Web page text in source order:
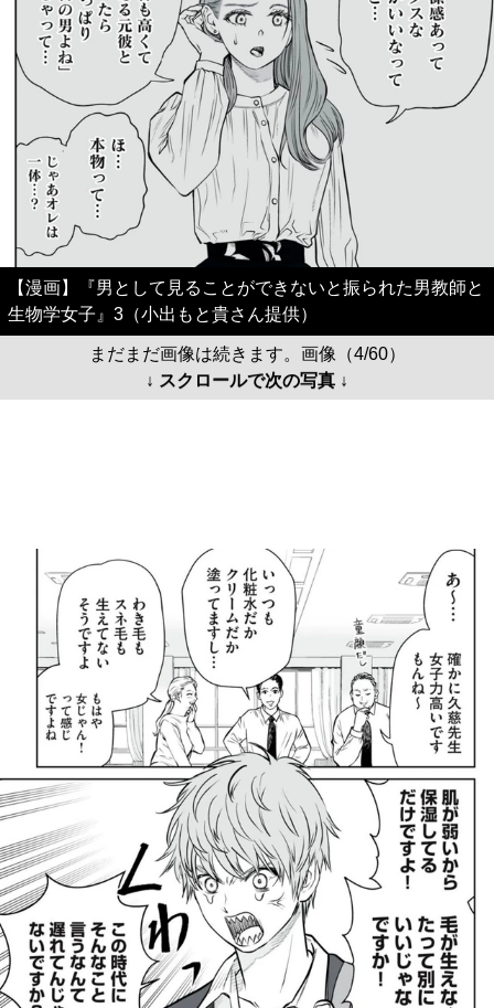
【漫画】『男として見ることができないと振られた男教師と
生物学女子』3（小出もと貴さん提供）
まだまだ画像は続きます。画像（4/60）
↓ スクロールで次の写真 ↓